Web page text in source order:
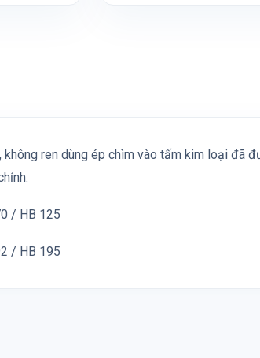
ren dùng ép chìm vào tấm kim loại đã
/ HB 125
/ HB 195